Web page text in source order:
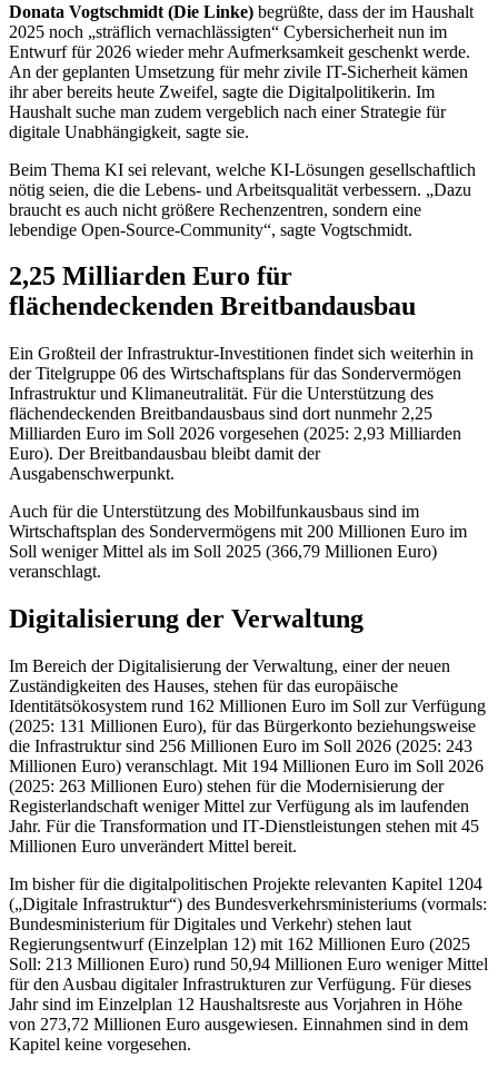
Donata Vogtschmidt (Die Linke) begrüßte, dass der im Haushalt
2025 noch „sträflich vernachlässigten“ Cybersicherheit nun im
Entwurf für 2026 wieder mehr Aufmerksamkeit geschenkt werde.
An der geplanten Umsetzung für mehr zivile IT-Sicherheit kämen
ihr aber bereits heute Zweifel, sagte die Digitalpolitikerin. Im
Haushalt suche man zudem vergeblich nach einer Strategie für
digitale Unabhängigkeit, sagte sie.
Beim Thema KI sei relevant, welche KI-Lösungen gesellschaftlich
nötig seien, die die Lebens- und Arbeitsqualität verbessern. „Dazu
braucht es auch nicht größere Rechenzentren, sondern eine
lebendige Open-Source-Community“, sagte Vogtschmidt.
2,25 Milliarden Euro für
flächendeckenden Breitbandausbau
Ein Großteil der Infrastruktur-Investitionen findet sich weiterhin in
der Titelgruppe 06 des Wirtschaftsplans für das Sondervermögen
Infrastruktur und Klimaneutralität. Für die Unterstützung des
flächendeckenden Breitbandausbaus sind dort nunmehr 2,25
Milliarden Euro im Soll 2026 vorgesehen (2025: 2,93 Milliarden
Euro). Der Breitbandausbau bleibt damit der
Ausgabenschwerpunkt.
Auch für die Unterstützung des Mobilfunkausbaus sind im
Wirtschaftsplan des Sondervermögens mit 200 Millionen Euro im
Soll weniger Mittel als im Soll 2025 (366,79 Millionen Euro)
veranschlagt.
Digitalisierung der Verwaltung
Im Bereich der Digitalisierung der Verwaltung, einer der neuen
Zuständigkeiten des Hauses, stehen für das europäische
Identitätsökosystem rund 162 Millionen Euro im Soll zur Verfügung
(2025: 131 Millionen Euro), für das Bürgerkonto beziehungsweise
die Infrastruktur sind 256 Millionen Euro im Soll 2026 (2025: 243
Millionen Euro) veranschlagt. Mit 194 Millionen Euro im Soll 2026
(2025: 263 Millionen Euro) stehen für die Modernisierung der
Registerlandschaft weniger Mittel zur Verfügung als im laufenden
Jahr. Für die Transformation und IT-Dienstleistungen stehen mit 45
Millionen Euro unverändert Mittel bereit.
Im bisher für die digitalpolitischen Projekte relevanten Kapitel 1204
(„Digitale Infrastruktur“) des Bundesverkehrsministeriums (vormals:
Bundesministerium für Digitales und Verkehr) stehen laut
Regierungsentwurf (Einzelplan 12) mit 162 Millionen Euro (2025
Soll: 213 Millionen Euro) rund 50,94 Millionen Euro weniger Mittel
für den Ausbau digitaler Infrastrukturen zur Verfügung. Für dieses
Jahr sind im Einzelplan 12 Haushaltsreste aus Vorjahren in Höhe
von 273,72 Millionen Euro ausgewiesen. Einnahmen sind in dem
Kapitel keine vorgesehen.